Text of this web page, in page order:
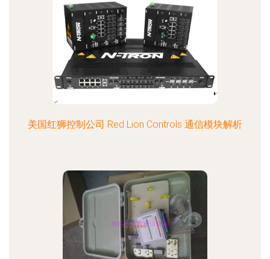
美国红狮控制公司 Red Lion Controls 通信模块解析